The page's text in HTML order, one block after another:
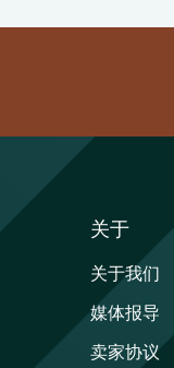
关于
关于我们
媒体报导
卖家协议